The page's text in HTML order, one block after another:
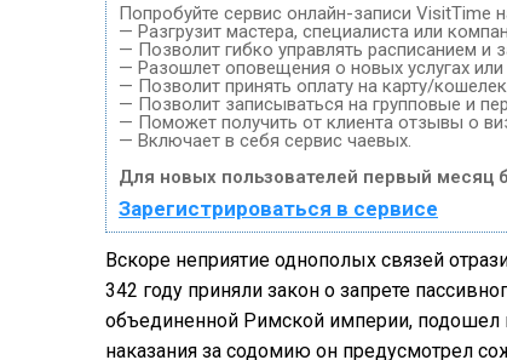
Попробуйте сервис онлайн-записи VisitTime
— Разгрузит мастера, специалиста или
— Позволит гибко управлять расписанием и
— Разошлет оповещения о новых услугах или
— Позволит принять оплату на карту/
— Позволит записываться на групповые и
— Поможет получить от клиента отзывы о
— Включает в себя сервис чаевых.
Для новых пользователей первый месяц
Зарегистрироваться в сервисе
Вскоре неприятие однополых связей
342 году приняли закон о запрете
объединенной Римской империи,
наказания за содомию он предусмотрел